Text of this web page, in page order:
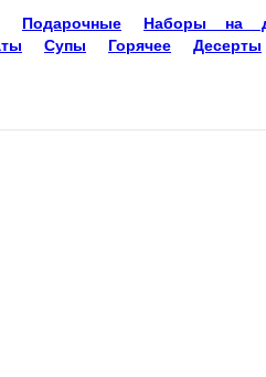
Подарочные Наборы на
Супы Горячее Десерты